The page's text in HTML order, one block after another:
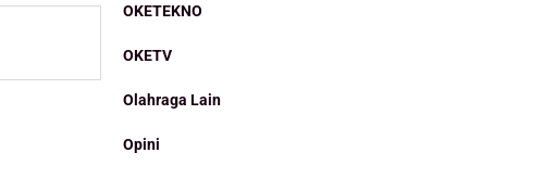
OKETEKNO
OKETV
Olahraga Lain
Opini